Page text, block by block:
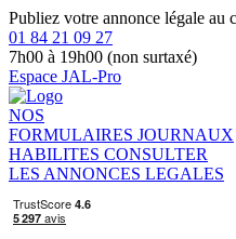
Publiez votre annonce légale au
01 84 21 09 27
7h00 à 19h00 (non surtaxé)
Espace JAL-Pro
NOS
FORMULAIRES JOURNAUX
HABILITES CONSULTER
LES ANNONCES LEGALES